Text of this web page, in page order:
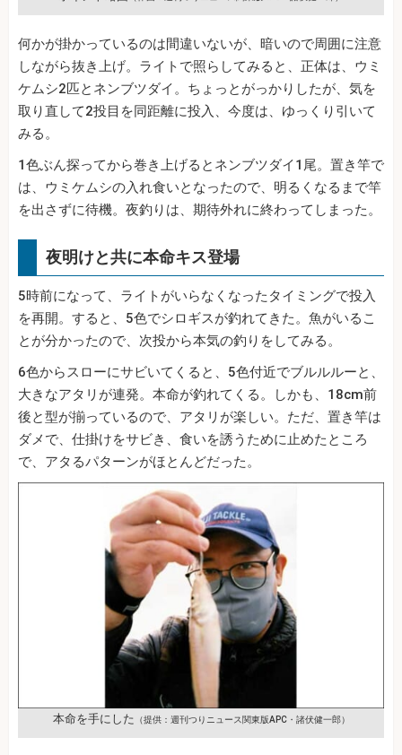
何かが掛かっているのは間違いないが、暗いので周囲に注意
しながら抜き上げ。ライトで照らしてみると、正体は、ウミ
ケムシ2匹とネンブツダイ。ちょっとがっかりしたが、気を
取り直して2投目を同距離に投入、今度は、ゆっくり引いて
みる。
1色ぶん探ってから巻き上げるとネンブツダイ1尾。置き竿で
は、ウミケムシの入れ食いとなったので、明るくなるまで竿
を出さずに待機。夜釣りは、期待外れに終わってしまった。
夜明けと共に本命キス登場
5時前になって、ライトがいらなくなったタイミングで投入
を再開。すると、5色でシロギスが釣れてきた。魚がいるこ
とが分かったので、次投から本気の釣りをしてみる。
6色からスローにサビいてくると、5色付近でブルルルーと、
大きなアタリが連発。本命が釣れてくる。しかも、18cm前
後と型が揃っているので、アタリが楽しい。ただ、置き竿は
ダメで、仕掛けをサビき、食いを誘うために止めたところ
で、アタるパターンがほとんどだった。
本命を手にした （提供：週刊つりニュース関東版APC・諸伏健一郎）